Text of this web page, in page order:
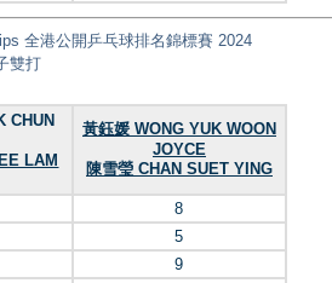
全港公開乒乓球排名錦標賽 2024
雙打
CHUN
LAM
黃鈺媛 WONG YUK WOON
JOYCE
陳雪瑩 CHAN SUET YING
8
5
9